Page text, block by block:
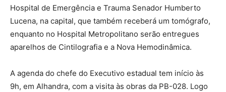
Hospital de Emergência e Trauma Senador Humberto
Lucena, na capital, que também receberá um tomógrafo,
enquanto no Hospital Metropolitano serão entregues
aparelhos de Cintilografia e a Nova Hemodinâmica.
A agenda do chefe do Executivo estadual tem início às
9h, em Alhandra, com a visita às obras da PB-028. Logo